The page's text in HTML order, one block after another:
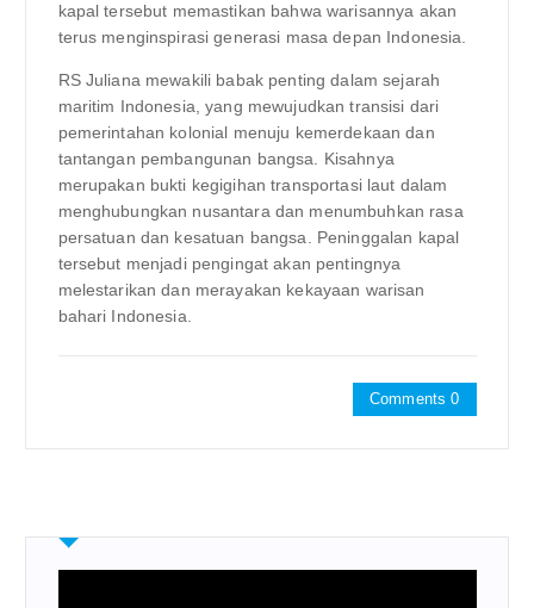
kapal tersebut memastikan bahwa warisannya akan
terus menginspirasi generasi masa depan Indonesia.
RS Juliana mewakili babak penting dalam sejarah
maritim Indonesia, yang mewujudkan transisi dari
pemerintahan kolonial menuju kemerdekaan dan
tantangan pembangunan bangsa. Kisahnya
merupakan bukti kegigihan transportasi laut dalam
menghubungkan nusantara dan menumbuhkan rasa
persatuan dan kesatuan bangsa. Peninggalan kapal
tersebut menjadi pengingat akan pentingnya
melestarikan dan merayakan kekayaan warisan
bahari Indonesia.
Comments 0